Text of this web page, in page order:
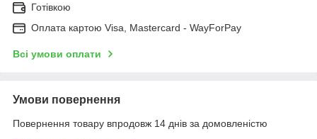
Готівкою
Оплата картою Visa, Mastercard - WayForPay
Всі умови оплати
Умови повернення
Повернення товару впродовж 14 днів за домовленістю